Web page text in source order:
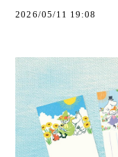
2026/05/11 19:08